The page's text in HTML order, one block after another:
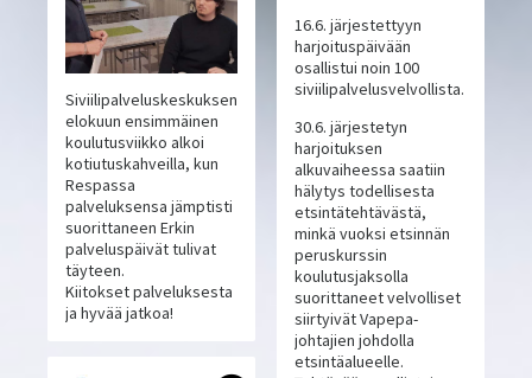
Siviilipalveluskeskuksen
elokuun ensimmäinen
koulutusviikko alkoi
kotiutuskahveilla, kun
Respassa
palveluksensa jämptisti
suorittaneen Erkin
palveluspäivät tulivat
täyteen.
Kiitokset palveluksesta
ja hyvää jatkoa!
16.6. järjestettyyn
harjoituspäivään
osallistui noin 100
siviilipalvelusvelvollista.
30.6. järjestetyn
harjoituksen
alkuvaiheessa saatiin
hälytys todellisesta
etsintätehtävästä,
minkä vuoksi etsinnän
peruskurssin
koulutusjaksolla
suorittaneet velvolliset
siirtyivät Vapepa-
johtajien johdolla
etsintäalueelle.